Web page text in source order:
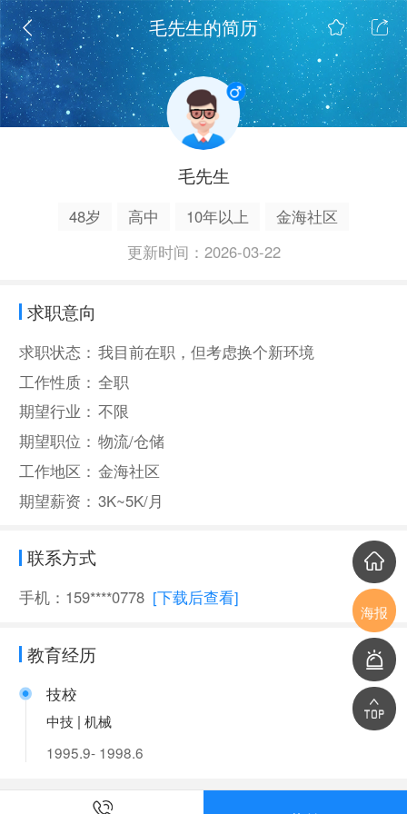
毛先生的简历
毛先生
48岁 高中 10年以上
金海社区
更新时间：2026-03-22
求职意向
求职状态： 我目前在职，但考虑换个新环境
工作性质： 全职
期望行业： 不限
期望职位： 物流/仓储
工作地区： 金海社区
期望薪资： 3K~5K/月
联系方式
手机：159****0778 [下载后查看]
教育经历
技校
中技 | 机械
1995.9- 1998.6
海报